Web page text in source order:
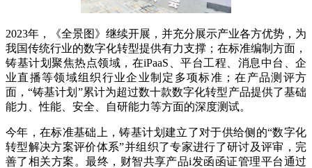
2023年，《全景图》继续开展，并充分展示产业各方优势，为
我国传统行业的数字化转型提供有力支撑；在标准编制方面，
铸基计划聚焦热点领域，在iPaaS、平台工程、消息中台、企
业直播等领域组织行业企业制定多项标准；在产品测评方
面，“铸基计划”累计为超过数十款数字化转型产品提供了基础
能力、性能、安全、自研能力等方面的深度测试。
今年，在标准基础上，铸基计划建立了对于供给侧的“数字化
转型解决方案评价体系”并组织了专家进行了研讨及评审，完
善了相关方案。最终，财智共享产品i发函函证管理平台通过